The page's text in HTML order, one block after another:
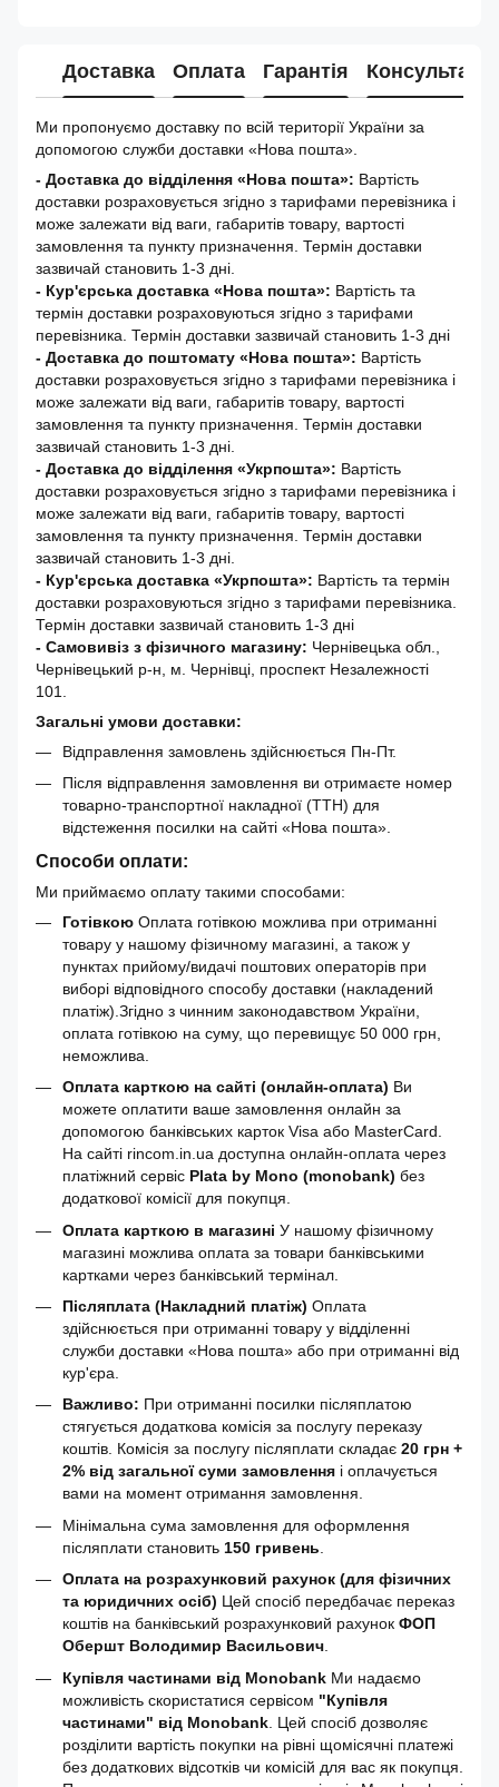
Доставка Оплата Гарантія Консультація
Ми пропонуємо доставку по всій території України за
допомогою служби доставки «Нова пошта».
- Доставка до відділення «Нова пошта»: Вартість
доставки розраховується згідно з тарифами перевізника і
може залежати від ваги, габаритів товару, вартості
замовлення та пункту призначення. Термін доставки
зазвичай становить 1-3 дні.
- Кур'єрська доставка «Нова пошта»: Вартість та
термін доставки розраховуються згідно з тарифами
перевізника. Термін доставки зазвичай становить 1-3 дні
- Доставка до поштомату «Нова пошта»: Вартість
доставки розраховується згідно з тарифами перевізника і
може залежати від ваги, габаритів товару, вартості
замовлення та пункту призначення. Термін доставки
зазвичай становить 1-3 дні.
- Доставка до відділення «Укрпошта»: Вартість
доставки розраховується згідно з тарифами перевізника і
може залежати від ваги, габаритів товару, вартості
замовлення та пункту призначення. Термін доставки
зазвичай становить 1-3 дні.
- Кур'єрська доставка «Укрпошта»: Вартість та термін
доставки розраховуються згідно з тарифами перевізника.
Термін доставки зазвичай становить 1-3 дні
- Самовивіз з фізичного магазину: Чернівецька обл.,
Чернівецький р-н, м. Чернівці, проспект Незалежності
101.
Загальні умови доставки:
Відправлення замовлень здійснюється Пн-Пт.
Після відправлення замовлення ви отримаєте номер
товарно-транспортної накладної (ТТН) для
відстеження посилки на сайті «Нова пошта».
Способи оплати:
Ми приймаємо оплату такими способами:
Готівкою Оплата готівкою можлива при отриманні
товару у нашому фізичному магазині, а також у
пунктах прийому/видачі поштових операторів при
виборі відповідного способу доставки (накладений
платіж).Згідно з чинним законодавством України,
оплата готівкою на суму, що перевищує 50 000 грн,
неможлива.
Оплата карткою на сайті (онлайн-оплата) Ви
можете оплатити ваше замовлення онлайн за
допомогою банківських карток Visa або MasterCard.
На сайті rincom.in.ua доступна онлайн-оплата через
платіжний сервіс Plata by Mono (monobank) без
додаткової комісії для покупця.
Оплата карткою в магазині У нашому фізичному
магазині можлива оплата за товари банківськими
картками через банківський термінал.
Післяплата (Накладний платіж) Оплата
здійснюється при отриманні товару у відділенні
служби доставки «Нова пошта» або при отриманні від
кур'єра.
Важливо: При отриманні посилки післяплатою
стягується додаткова комісія за послугу переказу
коштів. Комісія за послугу післяплати складає 20 грн +
2% від загальної суми замовлення і оплачується
вами на момент отримання замовлення.
Мінімальна сума замовлення для оформлення
післяплати становить 150 гривень
Оплата на розрахунковий рахунок (для фізичних
та юридичних осіб) Цей спосіб передбачає переказ
коштів на банківський розрахунковий рахунок ФОП
Обершт Володимир Васильович
Купівля частинами від Monobank Ми надаємо
можливість скористатися сервісом "Купівля
частинами" від Monobank . Цей спосіб дозволяє
розділити вартість покупки на рівні щомісячні платежі
без додаткових відсотків чи комісій для вас як покупця.